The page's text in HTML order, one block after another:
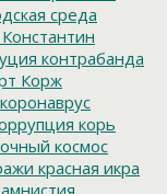
среда
Константин
контрабанда
Корж
коронаврус
корь
космос
красная икра